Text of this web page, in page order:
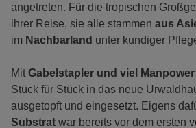
angetreten. Für die tropischen
ihrer Reise, sie alle stammen aus
im Nachbarland unter kundiger
Mit Gabelstapler und viel Manpower
Stück für Stück in das neue
ausgetopft und eingesetzt. Eigens
Substrat war bereits vor dem ersten